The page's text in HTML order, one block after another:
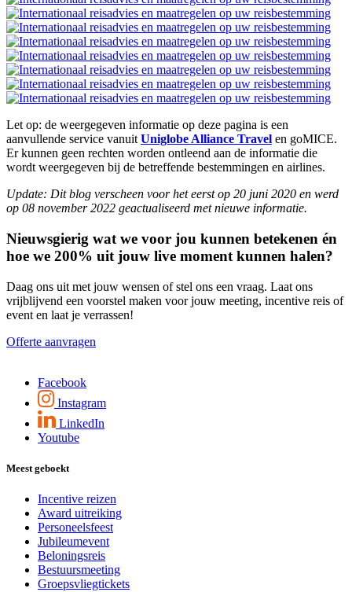
Let op: de weergegeven informatie op deze pagina is een
aanvullende service vanuitUniglobe Alliance Travel en goMICE.
Er kunnen geen rechten worden ontleend aan de informatie die
wordt weergegeven bij de betreffende bestemmingen en airlines.
Update: Dit blog verscheen voor het eerst op 20 juni 2020 en werd
op 08 november 2022 geactualiseerd met nieuwe informatie.
Nieuwsgierig wat we voor jou kunnen betekenen én
hoe we 200% uit jouw live moment kunnen halen?
Daag ons uit met jouw wensen of stel ons een vraag. Laat ons
vrijblijvend een voorstel maken voor jouw meeting, incentive reis of
event en laat je verrassen!
Offerte aanvragen
Facebook
Instagram
LinkedIn
Youtube
Meest geboekt
Incentive reizen
Award uitreiking
Personeelsfeest
Jubileumevent
Beloningsreis
Bestuursmeeting
Groepsvliegtickets